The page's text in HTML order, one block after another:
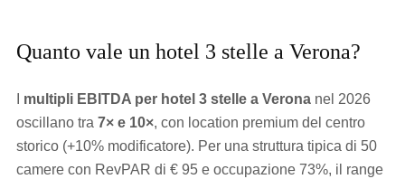
Quanto vale un hotel 3 stelle a Verona?
multipli EBITDA per hotel 3 stelle a Veronanel 2026
oscillano tra 7× e 10×, con location premium del centro
storico (+10% modificatore). Per una struttura tipica di 50
camere con RevPAR di € 95 e occupazione 73%, il range